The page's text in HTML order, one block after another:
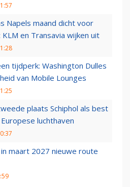
Napels maand dicht voor
en Transavia wijken uit
tijdperk: Washington Dulles
van Mobile Lounges
plaats Schiphol als best
luchthaven
maart 2027 nieuwe route